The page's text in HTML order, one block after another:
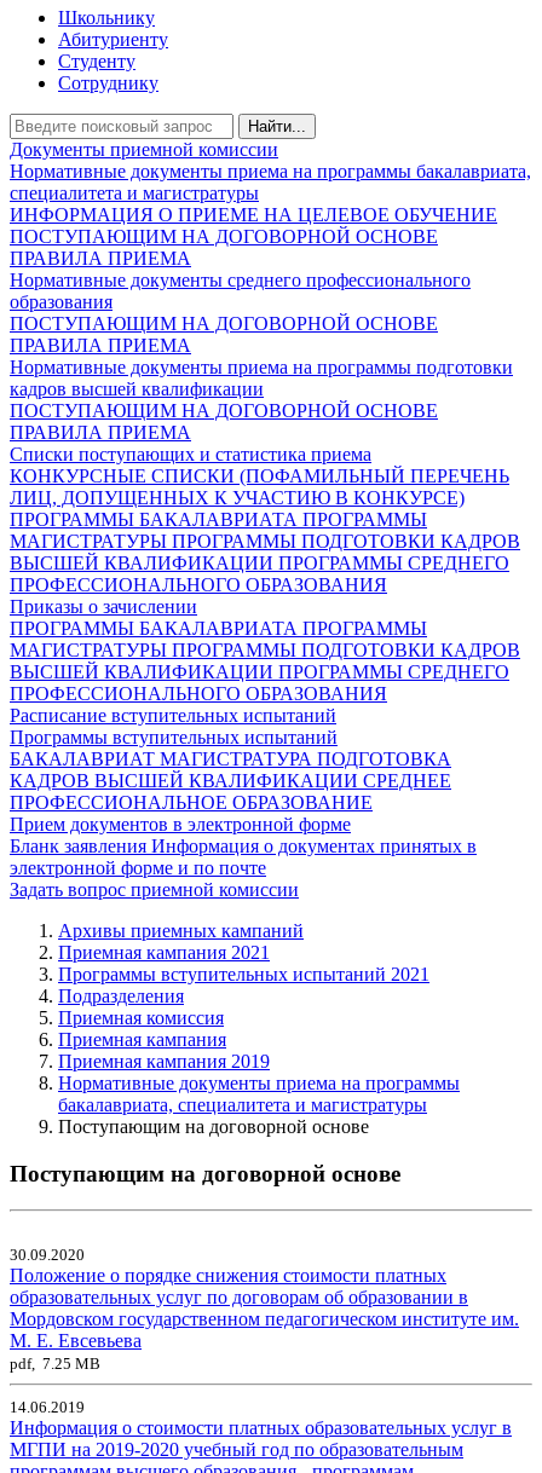
Школьнику
Абитуриенту
Студенту
Сотруднику
Найти...
Документы приемной комиссии
Нормативные документы приема на программы бакалавриата,
специалитета и магистратуры
ИНФОРМАЦИЯ О ПРИЕМЕ НА ЦЕЛЕВОЕ ОБУЧЕНИЕ
ПОСТУПАЮЩИМ НА ДОГОВОРНОЙ ОСНОВЕ
ПРАВИЛА ПРИЕМА
Нормативные документы среднего профессионального
образования
ПОСТУПАЮЩИМ НА ДОГОВОРНОЙ ОСНОВЕ
ПРАВИЛА ПРИЕМА
Нормативные документы приема на программы подготовки
кадров высшей квалификации
ПОСТУПАЮЩИМ НА ДОГОВОРНОЙ ОСНОВЕ
ПРАВИЛА ПРИЕМА
Списки поступающих и статистика приема
КОНКУРСНЫЕ СПИСКИ (ПОФАМИЛЬНЫЙ ПЕРЕЧЕНЬ
ЛИЦ, ДОПУЩЕННЫХ К УЧАСТИЮ В КОНКУРСЕ)
ПРОГРАММЫ БАКАЛАВРИАТА ПРОГРАММЫ
МАГИСТРАТУРЫ ПРОГРАММЫ ПОДГОТОВКИ КАДРОВ
ВЫСШЕЙ КВАЛИФИКАЦИИ ПРОГРАММЫ СРЕДНЕГО
ПРОФЕССИОНАЛЬНОГО ОБРАЗОВАНИЯ
Приказы о зачислении
ПРОГРАММЫ БАКАЛАВРИАТА ПРОГРАММЫ
МАГИСТРАТУРЫ ПРОГРАММЫ ПОДГОТОВКИ КАДРОВ
ВЫСШЕЙ КВАЛИФИКАЦИИ ПРОГРАММЫ СРЕДНЕГО
ПРОФЕССИОНАЛЬНОГО ОБРАЗОВАНИЯ
Расписание вступительных испытаний
Программы вступительных испытаний
БАКАЛАВРИАТ МАГИСТРАТУРА ПОДГОТОВКА
КАДРОВ ВЫСШЕЙ КВАЛИФИКАЦИИ СРЕДНЕЕ
ПРОФЕССИОНАЛЬНОЕ ОБРАЗОВАНИЕ
Прием документов в электронной форме
Бланк заявления Информация о документах принятых в
электронной форме и по почте
Задать вопрос приемной комиссии
Архивы приемных кампаний
Приемная кампания 2021
Программы вступительных испытаний 2021
Подразделения
Приемная комиссия
Приемная кампания
Приемная кампания 2019
Нормативные документы приема на программы
бакалавриата, специалитета и магистратуры
Поступающим на договорной основе
Поступающим на договорной основе
30.09.2020
Положение о порядке снижения стоимости платных
образовательных услуг по договорам об образовании в
Мордовском государственном педагогическом институте им.
М. Е. Евсевьева
pdf, 7.25 MB
14.06.2019
Информация о стоимости платных образовательных услуг в
МГПИ на 2019-2020 учебный год по образовательным